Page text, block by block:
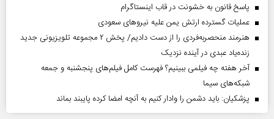
پاسخ قانون به خشونت در قاب اینستاگرام
عملیات گسترده ارتش یمن علیه نیروهای سعودی
هنرمند منحصر‌به‌فردی را از دست دادیم/ پخش ۲ مجموعه تلویزیونی جدید
زنده‌یاد عبدی در آینده نزدیک
آخر هفته چه فیلمی ببینیم؟ فهرست کامل فیلم‌های پنجشنبه و جمعه
شبکه‌های سیما
پزشکیان: باید دشمن را وادار کنیم به آنچه امضا کرده پایبند بماند